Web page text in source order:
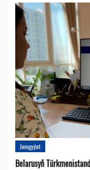
Jemgyýet
Belarusyň